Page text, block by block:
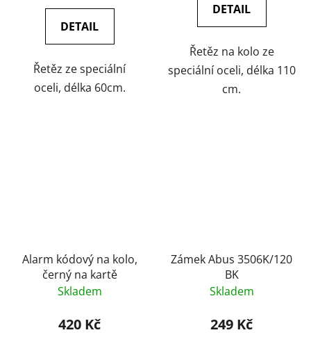
DETAIL
Řetěz ze speciální
oceli, délka 60cm.
DETAIL
Řetěz na kolo ze
speciální oceli, délka 110
cm.
Alarm kódový na kolo,
černý na kartě
Skladem
420 Kč
Zámek Abus 3506K/120
BK
Skladem
249 Kč